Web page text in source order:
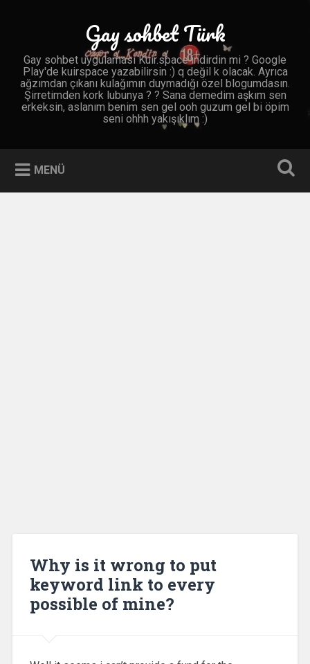
Gay sohbet Türk
Gay sohbet uygulaması Kuir.space indirdin mi ? Google
Play'de kuirspace yazabilirsin :) q değil k olacak. Ayrıca
ağzımdan çıkanı kulağımın duymadığı özel blogumdasın.
Şirretimden kork lubunya ? ? Sana demedim aşkım sen
erkeksin, aslanım benim sen gel ooh guzum gel bi öpim
seni ohhh yakışıklım :)
MENÜ
Why is it wrong to put
keyword link to every
possible of mine?